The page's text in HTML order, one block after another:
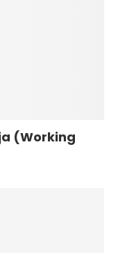
(Working